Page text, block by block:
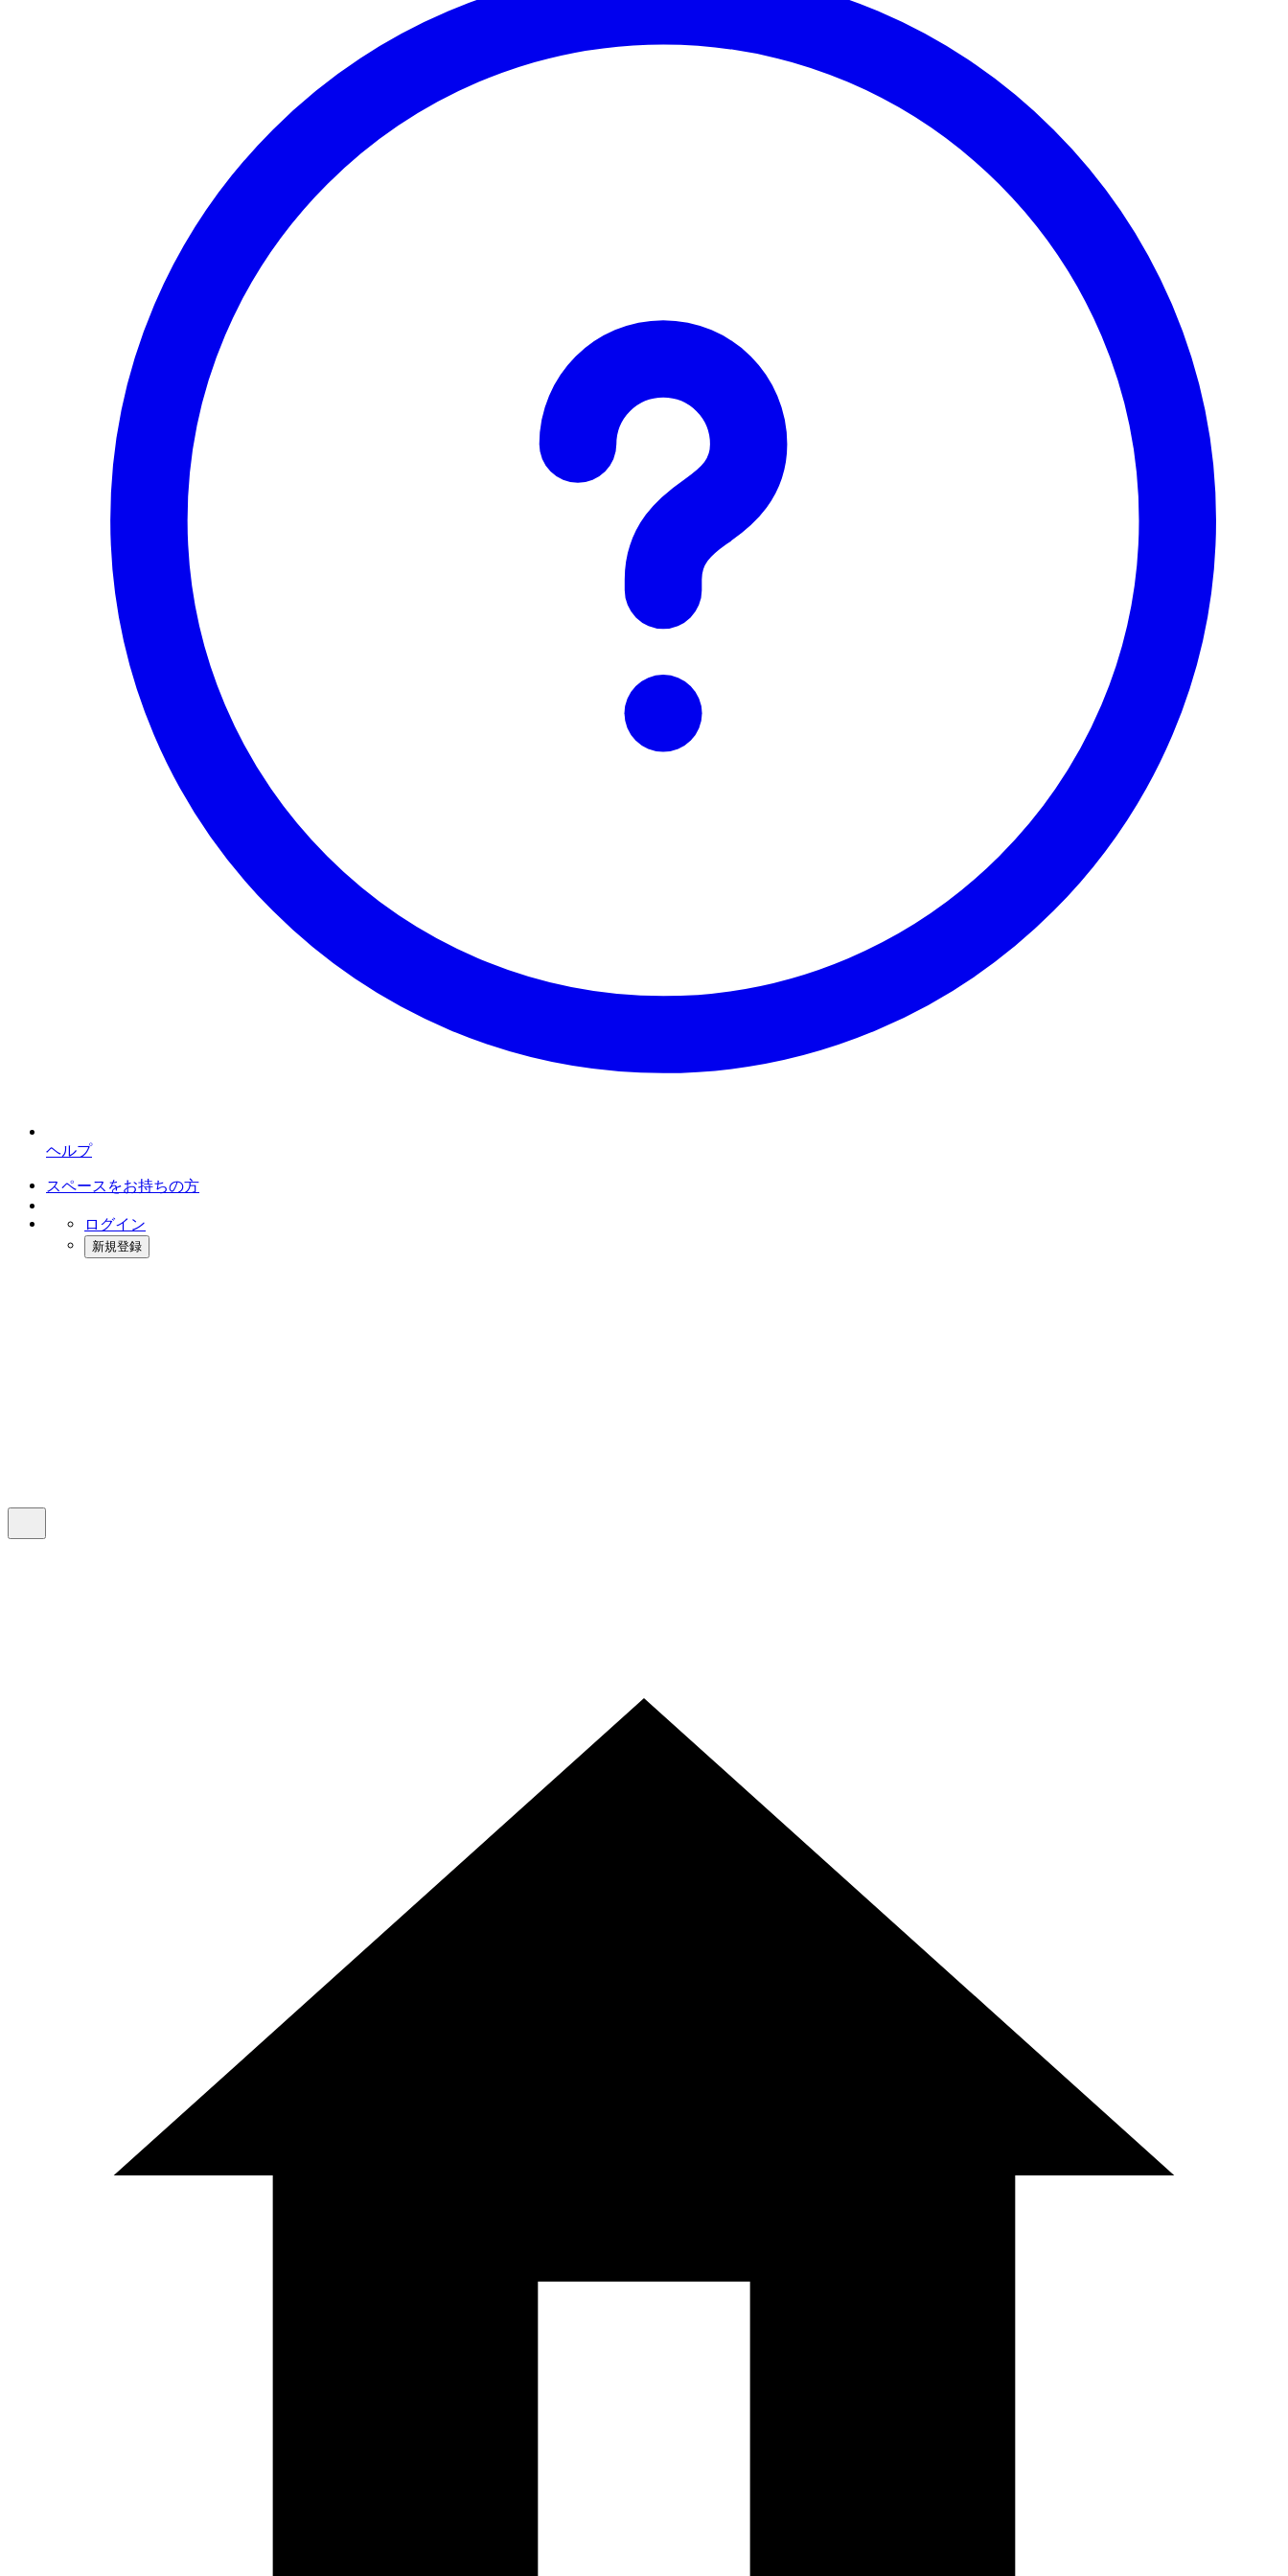
ヘルプ
スペースをお持ちの方
ログイン
新規登録